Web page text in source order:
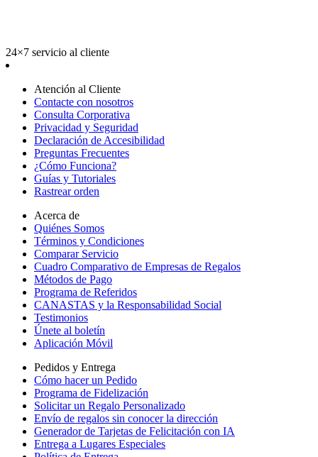
24×7 servicio al cliente
Atención al Cliente
Contacte con nosotros
Consulta Corporativa
Privacidad y Seguridad
Declaración de Accesibilidad
Preguntas Frecuentes
¿Cómo Funciona?
Guías y Tutoriales
Rastrear orden
Acerca de
Quiénes Somos
Términos y Condiciones
Comparar Servicio
Cuadro Comparativo de Empresas de Regalos
Métodos de Pago
Programa de Referidos
CANASTAS y la Responsabilidad Social
Testimonios
Únete al boletín
Aplicación Móvil
Pedidos y Entrega
Cómo hacer un Pedido
Programa de Fidelización
Solicitar un Regalo Personalizado
Envío de regalos sin conocer la dirección
Generador de Tarjetas de Felicitación con IA
Entrega a Lugares Especiales